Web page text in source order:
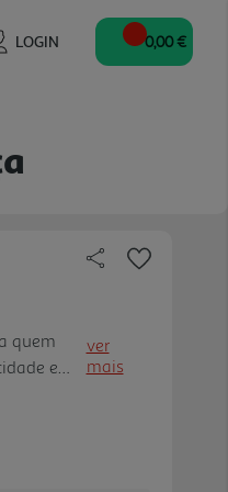
LOGIN 0,00 €
quem
e
a
ver
mais